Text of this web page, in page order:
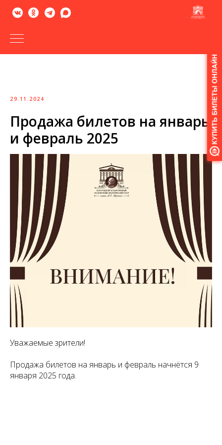
Версия
29.11.2024
Продажа билетов на январь
и февраль 2025
Уважаемые зрители!
Продажа билетов на январь и февраль начнётся 9
января 2025 года.